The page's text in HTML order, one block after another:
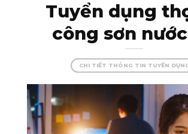
Tuyển dụng
công sơn
Kon Tum – đam
cùng màu sắc,
dựng những
trình hoàn
CHI TIẾT THÔNG TIN TUYỂN